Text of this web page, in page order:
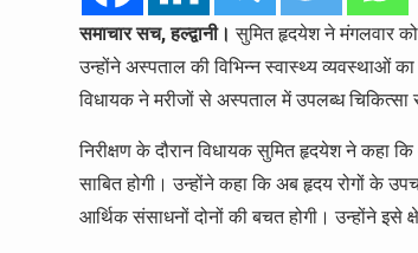
समाचार सच, हल्द्वानी।सुमित हृदयेश ने मंगलवार को
उन्होंने अस्पताल की विभिन्न स्वास्थ्य व्यवस्थाओं
विधायक ने मरीजों से अस्पताल में उपलब्ध
निरीक्षण के दौरान विधायक सुमित हृदयेश ने कहा
साबित होगी। उन्होंने कहा कि अब हृदय रोगों के
आर्थिक संसाधनों दोनों की बचत होगी। उन्होंने इसे